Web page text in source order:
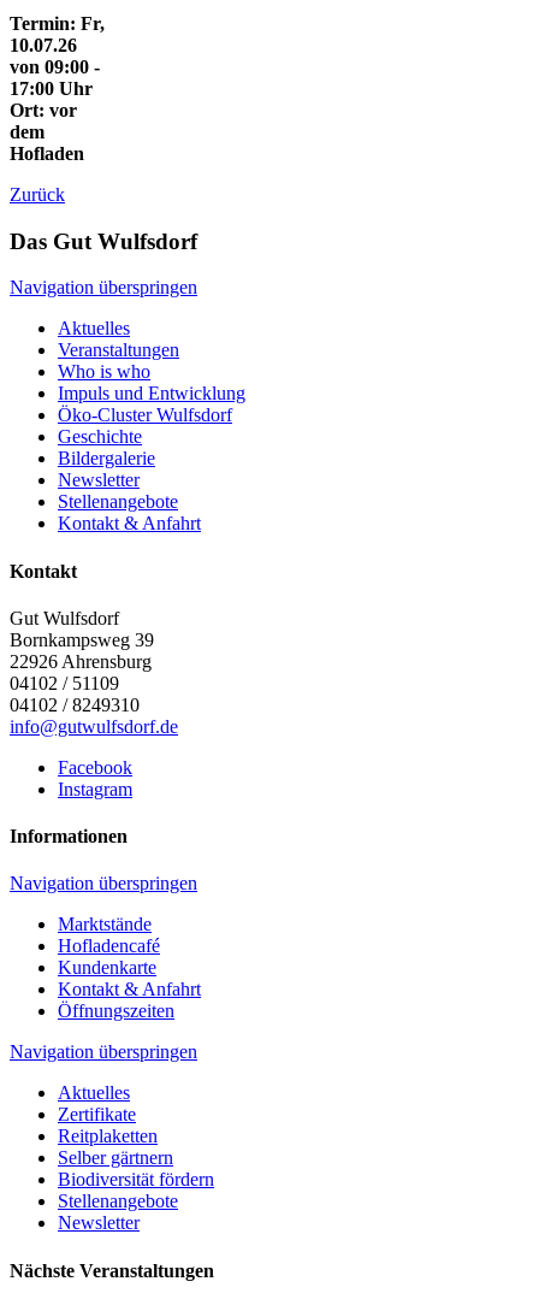
Termin: Fr,
10.07.26
von 09:00 -
17:00 Uhr
Ort: vor
dem
Hofladen
Zurück
Das Gut Wulfsdorf
Navigation überspringen
Aktuelles
Veranstaltungen
Who is who
Impuls und Entwicklung
Öko-Cluster Wulfsdorf
Geschichte
Bildergalerie
Newsletter
Stellenangebote
Kontakt & Anfahrt
Kontakt
Gut Wulfsdorf
Bornkampsweg 39
22926 Ahrensburg
04102 / 51109
04102 / 8249310
info@gutwulfsdorf.de
Facebook
Instagram
Informationen
Navigation überspringen
Marktstände
Hofladencafé
Kundenkarte
Kontakt & Anfahrt
Öffnungszeiten
Navigation überspringen
Aktuelles
Zertifikate
Reitplaketten
Selber gärtnern
Biodiversität fördern
Stellenangebote
Newsletter
Nächste Veranstaltungen